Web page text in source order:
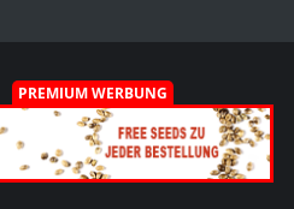
PREMIUM WERBUNG